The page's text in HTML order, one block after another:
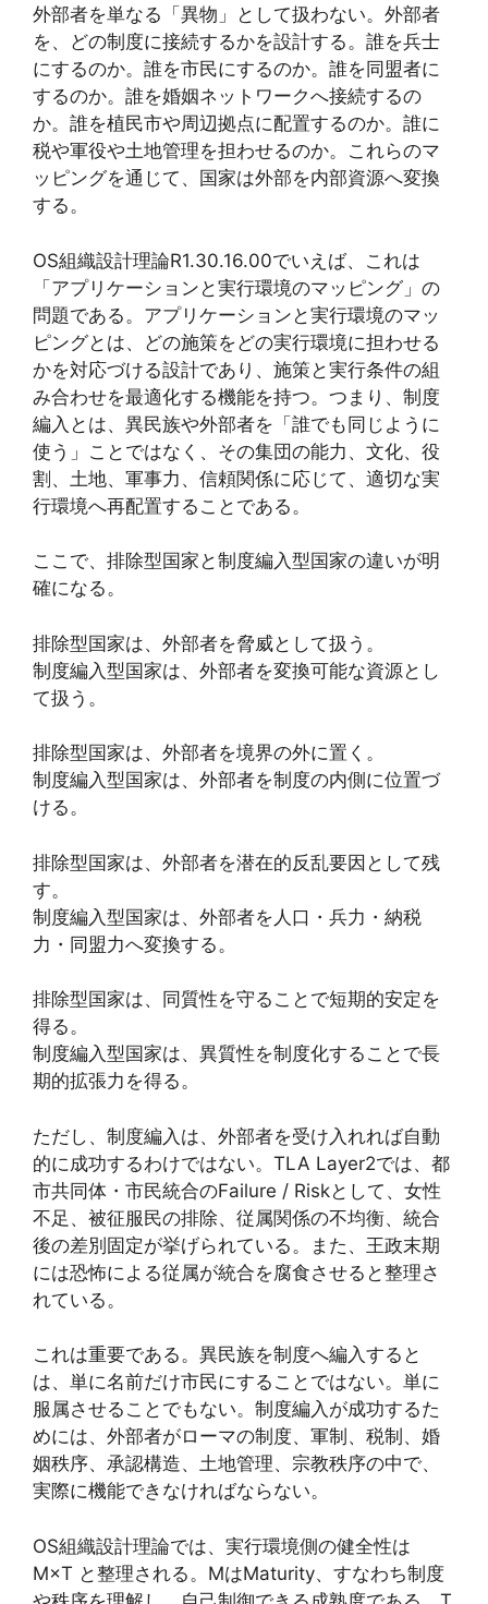
外部者を単なる「異物」として扱わない。外部者
を、どの制度に接続するかを設計する。誰を兵士
にするのか。誰を市民にするのか。誰を同盟者に
するのか。誰を婚姻ネットワークへ接続するの
か。誰を植民市や周辺拠点に配置するのか。誰に
税や軍役や土地管理を担わせるのか。これらのマ
ッピングを通じて、国家は外部を内部資源へ変換
する。
OS組織設計理論R1.30.16.00でいえば、これは
「アプリケーションと実行環境のマッピング」の
問題である。アプリケーションと実行環境のマッ
ピングとは、どの施策をどの実行環境に担わせる
かを対応づける設計であり、施策と実行条件の組
み合わせを最適化する機能を持つ。つまり、制度
編入とは、異民族や外部者を「誰でも同じように
使う」ことではなく、その集団の能力、文化、役
割、土地、軍事力、信頼関係に応じて、適切な実
行環境へ再配置することである。
ここで、排除型国家と制度編入型国家の違いが明
確になる。
排除型国家は、外部者を脅威として扱う。
制度編入型国家は、外部者を変換可能な資源とし
て扱う。
排除型国家は、外部者を境界の外に置く。
制度編入型国家は、外部者を制度の内側に位置づ
ける。
排除型国家は、外部者を潜在的反乱要因として残
す。
制度編入型国家は、外部者を人口・兵力・納税
力・同盟力へ変換する。
排除型国家は、同質性を守ることで短期的安定を
得る。
制度編入型国家は、異質性を制度化することで長
期的拡張力を得る。
ただし、制度編入は、外部者を受け入れれば自動
的に成功するわけではない。TLA Layer2では、都
市共同体・市民統合のFailure / Riskとして、女性
不足、被征服民の排除、従属関係の不均衡、統合
後の差別固定が挙げられている。また、王政末期
には恐怖による従属が統合を腐食させると整理さ
れている。
これは重要である。異民族を制度へ編入すると
は、単に名前だけ市民にすることではない。単に
服属させることでもない。制度編入が成功するた
めには、外部者がローマの制度、軍制、税制、婚
姻秩序、承認構造、土地管理、宗教秩序の中で、
実際に機能できなければならない。
OS組織設計理論では、実行環境側の健全性は
M×T と整理される。MはMaturity、すなわち制度